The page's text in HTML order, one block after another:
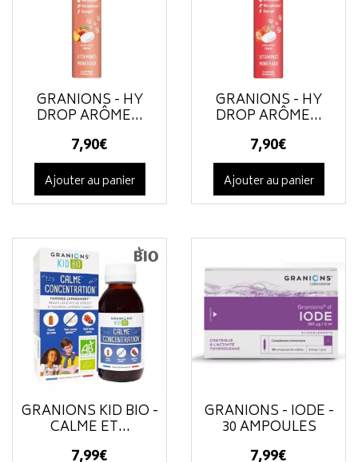
GRANIONS - HY
DROP ARÔME...
7,90€
Ajouter au panier
GRANIONS - HY
DROP ARÔME...
7,90€
Ajouter au panier
GRANIONS KID BIO -
CALME ET...
GRANIONS - IODE -
30 AMPOULES